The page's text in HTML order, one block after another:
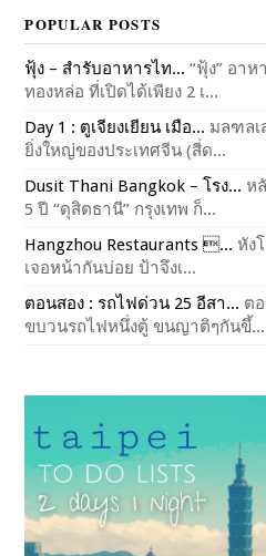
POPULAR POSTS
ฟุ้ง – สำรับอาหารไท... “ฟุ้ง” อา
ทองหล่อ ที่เปิดได้เพียง 2 เ...
Day 1 : ตูเจียงเยียน เมือ... มลฑลเ
ยิ่งใหญ่ของประเทศจีน (สี่ด...
Dusit Thani Bangkok – โรง... ห
5 ปี “ดุสิตธานี” กรุงเทพ ก็...
Hangzhou Restaurants ... หัง
เจอหน้ากันบ่อย ป้าจึงเ...
ตอนสอง : รถไฟด่วน 25 อีสา... ต
ขบวนรถไฟหนึ่งตู้ ขนญาติๆกันขึ้...